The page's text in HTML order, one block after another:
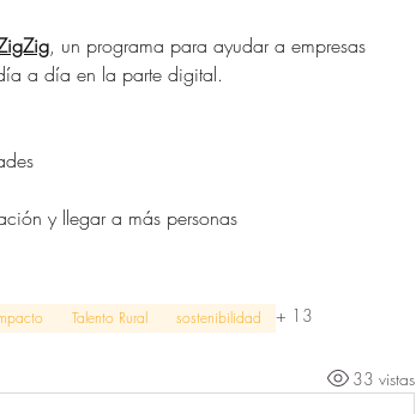
, un programa para ayudar a empresas
a día en la parte digital.
y llegar a más personas
Talento Rural sostenibilidad + 13
33 vistas